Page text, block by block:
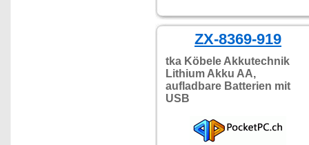
Ladebuchse angeschlossen
wird. Technisch gesehen sind
die Batterien sehr leicht und
mit dem Handy-Loader
wiederaufladbar."
ZX-8369-919
tka Köbele Akkutechnik
Lithium Akku AA,
aufladbare Batterien mit
USB